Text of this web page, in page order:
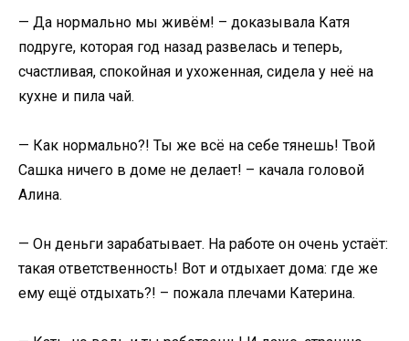
— Да нормально мы живём! – доказывала Катя
подруге, которая год назад развелась и теперь,
счастливая, спокойная и ухоженная, сидела у неё на
кухне и пила чай.
— Как нормально?! Ты же всё на себе тянешь! Твой
Сашка ничего в доме не делает! – качала головой
Алина.
— Он деньги зарабатывает. На работе он очень устаёт:
такая ответственность! Вот и отдыхает дома: где же
ему ещё отдыхать?! – пожала плечами Катерина.